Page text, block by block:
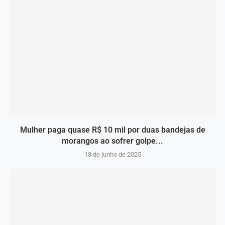
Mulher paga quase R$ 10 mil por duas bandejas de
morangos ao sofrer golpe...
18 de junho de 2025